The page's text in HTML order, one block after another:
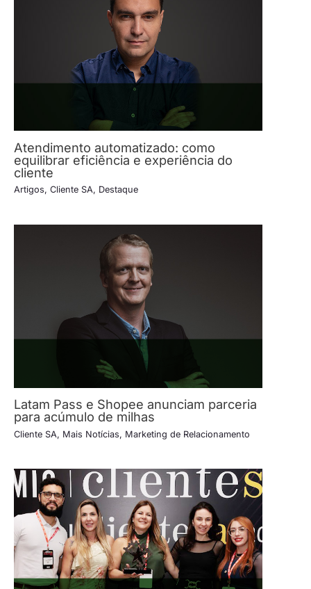
Atendimento automatizado: como
equilibrar eficiência e experiência do
cliente
Artigos, Cliente SA, Destaque
Latam Pass e Shopee anunciam parceria
para acúmulo de milhas
Cliente SA, Mais Notícias, Marketing de Relacionamento